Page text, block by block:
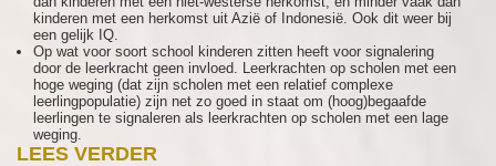
kinderen met een herkomst uit Azië of Indonesië. Ook dit weer bij
een gelijk IQ.
Op wat voor soort school kinderen zitten heeft voor signalering
door de leerkracht geen invloed. Leerkrachten op scholen met een
hoge weging (dat zijn scholen met een relatief complexe
leerlingpopulatie) zijn net zo goed in staat om (hoog)begaafde
leerlingen te signaleren als leerkrachten op scholen met een lage
weging.
LEES VERDER